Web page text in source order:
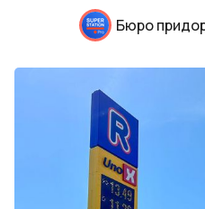
Дизайн и
Консалтинг
Бюро